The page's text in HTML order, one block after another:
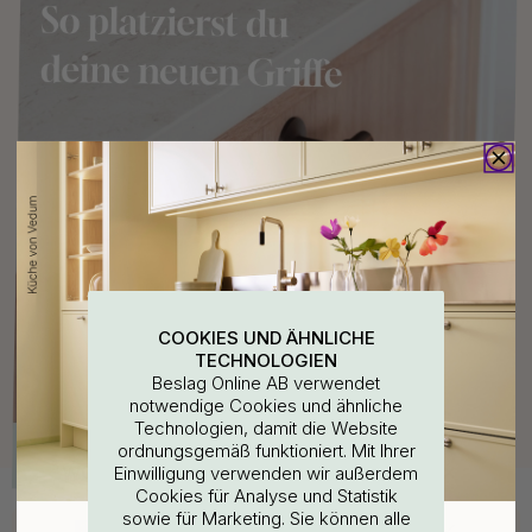
Kaufen Sie zusammen mit
COOKIES UND ÄHNLICHE
TECHNOLOGIEN
Beslag Online AB verwendet
notwendige Cookies und ähnliche
Technologien, damit die Website
ordnungsgemäß funktioniert. Mit Ihrer
Einwilligung verwenden wir außerdem
Cookies für Analyse und Statistik
sowie für Marketing. Sie können alle
WOULD YOU RATHER VISIT?